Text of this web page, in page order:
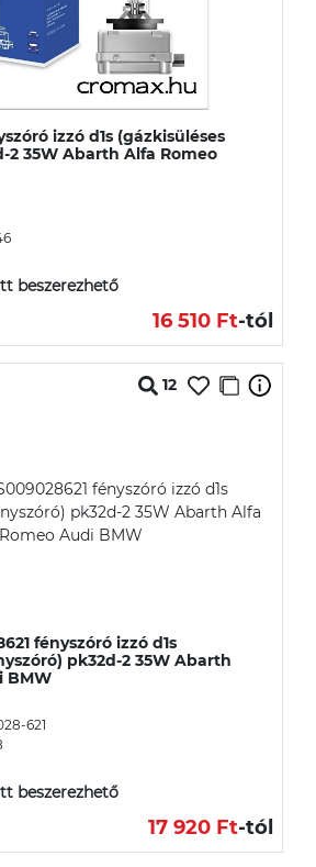
izzó d1s (gázkisüléses
2 35W Abarth Alfa Romeo
beszerezhető
16 510 Ft-tól
12
fényszóró izzó d1s
pk32d-2 35W Abarth
BMW
621
beszerezhető
17 920 Ft-tól